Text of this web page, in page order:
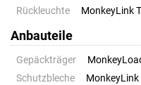
Rückleuchte
MonkeyLink
Anbauteile
Gepäckträger
Schutzbleche
MonkeyLink